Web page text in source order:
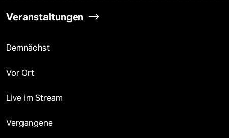
Veranstaltungen
Demnächst
Vor Ort
Live im Stream
Vergangene